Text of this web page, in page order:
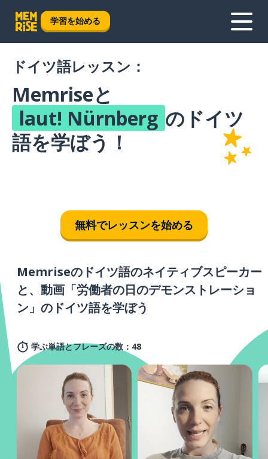
学習を始める
ドイツ語レッスン：
Memriseと
laut! Nürnberg のドイツ
語を学ぼう！
無料でレッスンを始める
Memriseのドイツ語のネイティブスピーカー
と、動画「労働者の日のデモンストレーショ
ン」のドイツ語を学ぼう
学ぶ単語とフレーズの数：48